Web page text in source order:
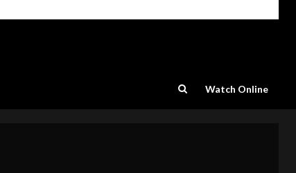
Watch Online